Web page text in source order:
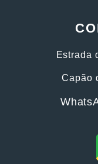
Estrada
Capão